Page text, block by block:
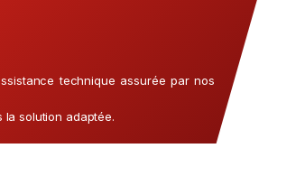
technique assurée par nos
solution adaptée.